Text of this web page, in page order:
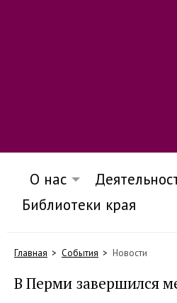
О нас
Библиотеки края
Главная События Новости
В Перми завершился